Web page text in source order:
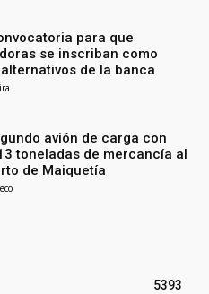
para que
se inscriban como
de la banca
avión de carga con
toneladas de mercancía al
de Maiquetía
5393